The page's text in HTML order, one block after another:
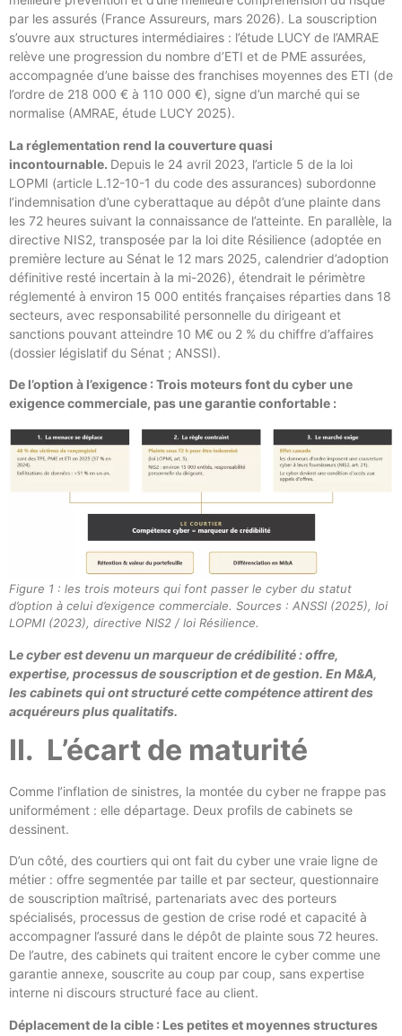
par les assurés (France Assureurs, mars 2026). La souscription
s’ouvre aux structures intermédiaires : l’étude LUCY de l’AMRAE
relève une progression du nombre d’ETI et de PME assurées,
accompagnée d’une baisse des franchises moyennes des ETI (de
l’ordre de 218 000 € à 110 000 €), signe d’un marché qui se
normalise (AMRAE, étude LUCY 2025).
La réglementation rend la couverture quasi
incontournable. Depuis le 24 avril 2023, l’article 5 de la loi
LOPMI (article L.12-10-1 du code des assurances) subordonne
l’indemnisation d’une cyberattaque au dépôt d’une plainte dans
les 72 heures suivant la connaissance de l’atteinte. En parallèle, la
directive NIS2, transposée par la loi dite Résilience (adoptée en
première lecture au Sénat le 12 mars 2025, calendrier d’adoption
définitive resté incertain à la mi-2026), étendrait le périmètre
réglementé à environ 15 000 entités françaises réparties dans 18
secteurs, avec responsabilité personnelle du dirigeant et
sanctions pouvant atteindre 10 M€ ou 2 % du chiffre d’affaires
(dossier législatif du Sénat ; ANSSI).
De l’option à l’exigence : Trois moteurs font du cyber une
exigence commerciale, pas une garantie confortable :
Figure 1 : les trois moteurs qui font passer le cyber du statut
d’option à celui d’exigence commerciale. Sources : ANSSI (2025), loi
LOPMI (2023), directive NIS2 / loi Résilience.
Le cyber est devenu un marqueur de crédibilité : offre,
expertise, processus de souscription et de gestion. En M&A,
les cabinets qui ont structuré cette compétence attirent des
acquéreurs plus qualitatifs.
II. L’écart de maturité
Comme l’inflation de sinistres, la montée du cyber ne frappe pas
uniformément : elle départage. Deux profils de cabinets se
dessinent.
D’un côté, des courtiers qui ont fait du cyber une vraie ligne de
métier : offre segmentée par taille et par secteur, questionnaire
de souscription maîtrisé, partenariats avec des porteurs
spécialisés, processus de gestion de crise rodé et capacité à
accompagner l’assuré dans le dépôt de plainte sous 72 heures.
De l’autre, des cabinets qui traitent encore le cyber comme une
garantie annexe, souscrite au coup par coup, sans expertise
interne ni discours structuré face au client.
Déplacement de la cible : Les petites et moyennes structures